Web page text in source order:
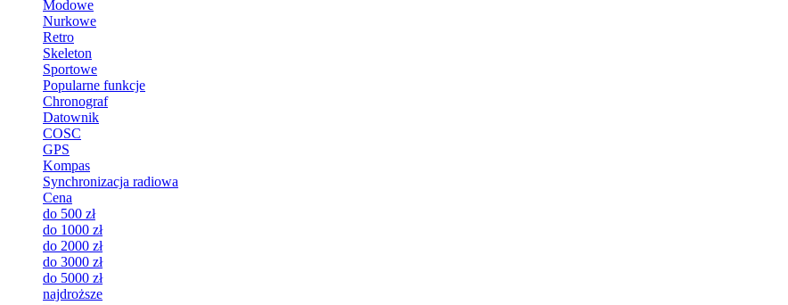
Modowe
Nurkowe
Retro
Skeleton
Sportowe
Popularne funkcje
Chronograf
Datownik
COSC
GPS
Kompas
Synchronizacja radiowa
Cena
do 500 zł
do 1000 zł
do 2000 zł
do 3000 zł
do 5000 zł
najdroższe